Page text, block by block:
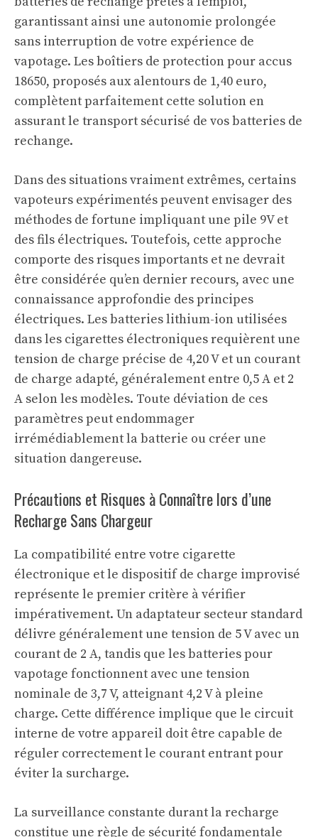
garantissant ainsi une autonomie prolongée
sans interruption de votre expérience de
vapotage. Les boîtiers de protection pour accus
18650, proposés aux alentours de 1,40 euro,
complètent parfaitement cette solution en
assurant le transport sécurisé de vos batteries de
rechange.
Dans des situations vraiment extrêmes, certains
vapoteurs expérimentés peuvent envisager des
méthodes de fortune impliquant une pile 9V et
des fils électriques. Toutefois, cette approche
comporte des risques importants et ne devrait
être considérée qu’en dernier recours, avec une
connaissance approfondie des principes
électriques. Les batteries lithium-ion utilisées
dans les cigarettes électroniques requièrent une
tension de charge précise de 4,20 V et un courant
de charge adapté, généralement entre 0,5 A et 2
A selon les modèles. Toute déviation de ces
paramètres peut endommager
irrémédiablement la batterie ou créer une
situation dangereuse.
Précautions et Risques à Connaître lors d’une
Recharge Sans Chargeur
La compatibilité entre votre cigarette
électronique et le dispositif de charge improvisé
représente le premier critère à vérifier
impérativement. Un adaptateur secteur standard
délivre généralement une tension de 5 V avec un
courant de 2 A, tandis que les batteries pour
vapotage fonctionnent avec une tension
nominale de 3,7 V, atteignant 4,2 V à pleine
charge. Cette différence implique que le circuit
interne de votre appareil doit être capable de
réguler correctement le courant entrant pour
éviter la surcharge.
La surveillance constante durant la recharge
constitue une règle de sécurité fondamentale